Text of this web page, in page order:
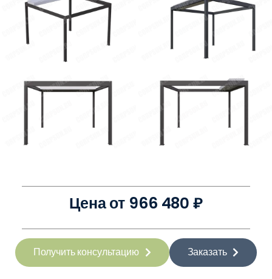
Цена от 966 480 ₽
Получить консультацию Заказать